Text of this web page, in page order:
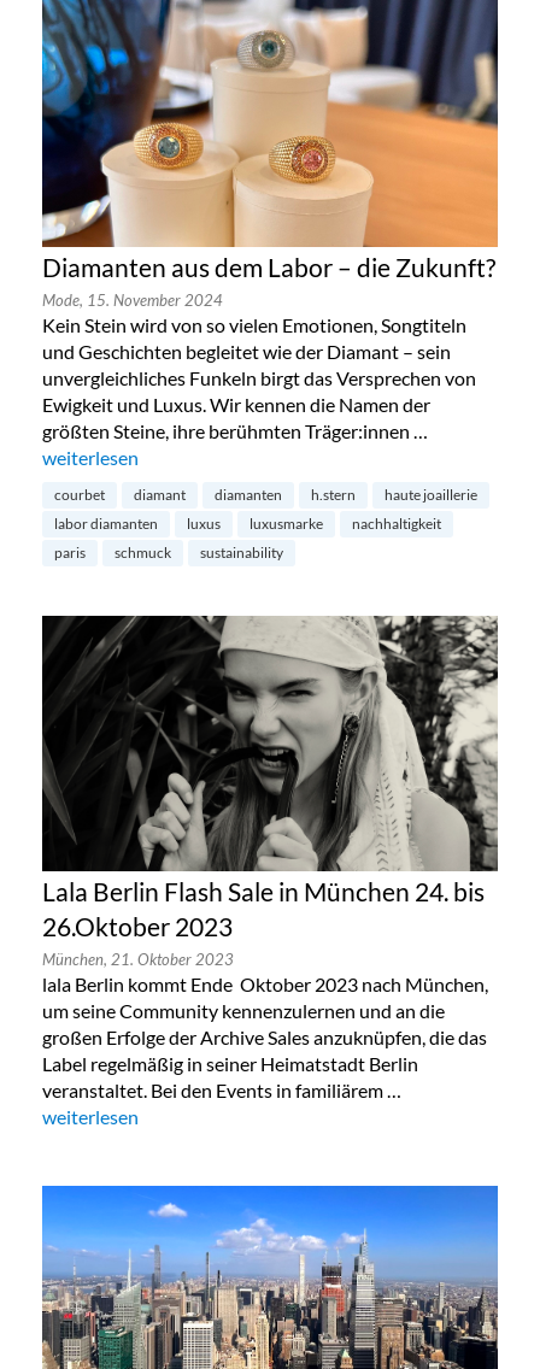
Diamanten aus dem Labor – die Zukunft?
Mode, 15. November 2024
Kein Stein wird von so vielen Emotionen, Songtiteln
und Geschichten begleitet wie der Diamant – sein
unvergleichliches Funkeln birgt das Versprechen von
Ewigkeit und Luxus. Wir kennen die Namen der
größten Steine, ihre berühmten Träger:innen …
„Diamanten aus dem Labor – die Zukunft?“
weiterlesen
courbet diamant diamanten h.stern
haute joaillerie
labor diamanten
luxus luxusmarke
nachhaltigkeit
paris
schmuck sustainability
Lala Berlin Flash Sale in München 24. bis
26.Oktober 2023
München, 21. Oktober 2023
lala Berlin kommt Ende Oktober 2023 nach München,
um seine Community kennenzulernen und an die
großen Erfolge der Archive Sales anzuknüpfen, die das
Label regelmäßig in seiner Heimatstadt Berlin
veranstaltet. Bei den Events in familiärem …
„Lala Berlin Flash Sale in München 24. bis 26.Oktober 2023“
weiterlesen